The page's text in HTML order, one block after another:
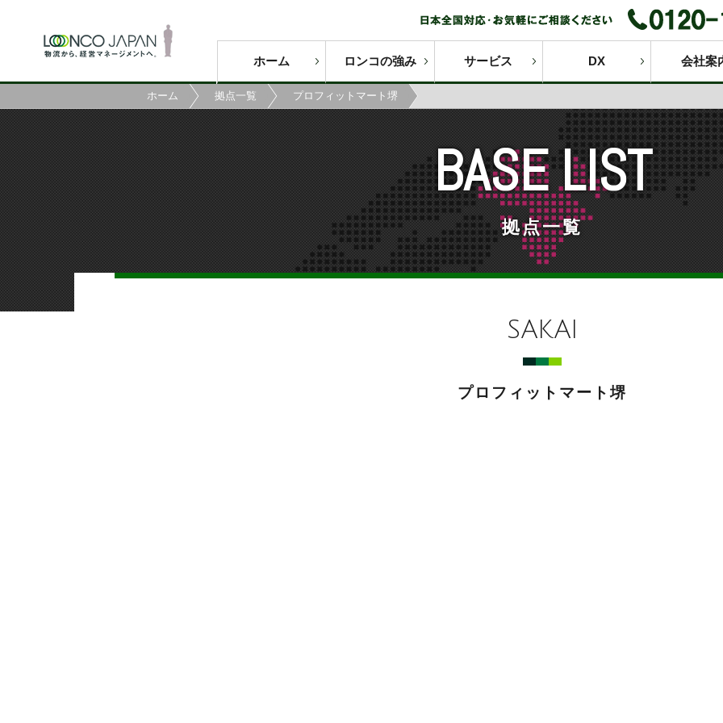
ホーム ロンコの強み サービス DX 会社案
ホーム 拠点一覧 プロフィットマート堺
BASE LIST
拠点一覧
SAKAI
プロフィットマート堺